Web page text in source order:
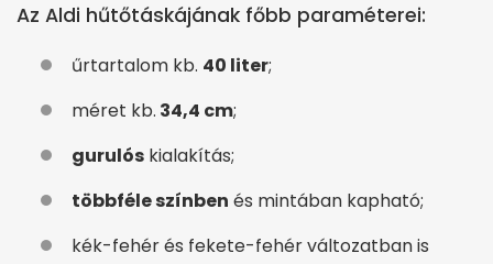
Az Aldi hűtőtáskájának főbb paraméterei:
űrtartalom kb. 40 liter;
méret kb. 34,4 cm;
gurulós kialakítás;
többféle színben és mintában kapható;
kék-fehér és fekete-fehér változatban is